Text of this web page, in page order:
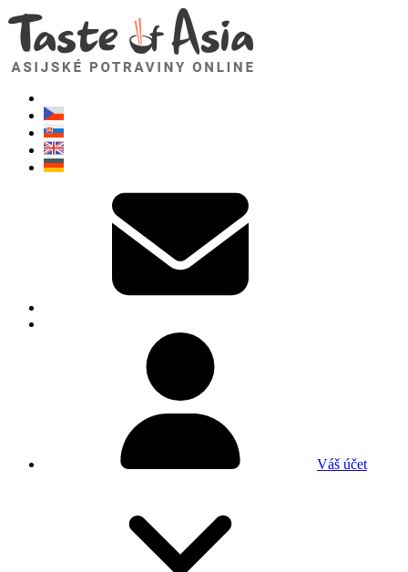
Váš účet
TasteOfAsia.cz
Neváhejte se zeptat. Jsem tady pro vás!